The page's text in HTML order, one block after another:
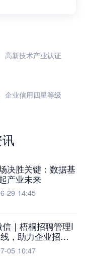
高新技术产业认证
企业信用四星等级
决胜关键：数据基
产业未来
29 14:45
｜梧桐招聘管理I
，助力企业招聘
05 10:47